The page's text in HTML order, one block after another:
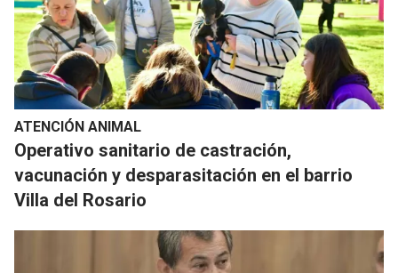
ATENCIÓN ANIMAL
Operativo sanitario de castración,
vacunación y desparasitación en el barrio
Villa del Rosario